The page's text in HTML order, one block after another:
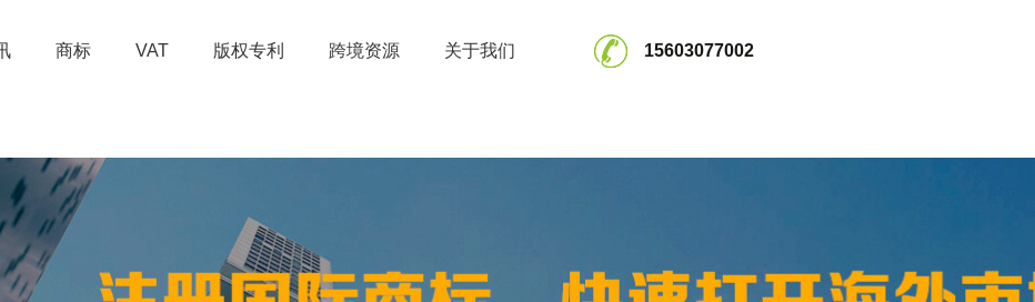
商标
商标驳回答
辩
VAT 版权专利 跨境资源 关于我们 15603077002